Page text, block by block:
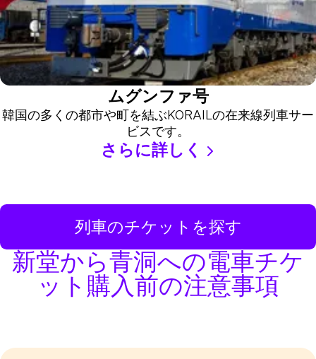
ムグンファ号
韓国の多くの都市や町を結ぶKORAILの在来線列車サー
ビスです。
さらに詳しく
列車のチケットを探す
新堂から青洞への電車チケ
ット購入前の注意事項